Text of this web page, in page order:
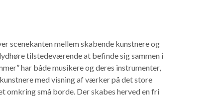
scenekanten mellem skabende kunstnere og
tilstedeværende at befinde sig sammen i
har både musikere og deres instrumenter,
med visning af værker på det store
små borde. Der skabes herved en fri